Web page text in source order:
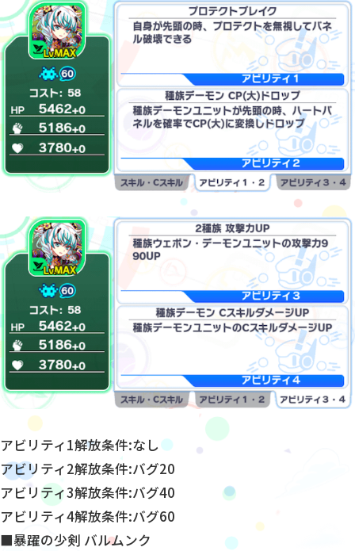
アビリティ1解放条件:なし
アビリティ2解放条件:バグ20
アビリティ3解放条件:バグ40
アビリティ4解放条件:バグ60
■暴躍の少剣 バルムンク